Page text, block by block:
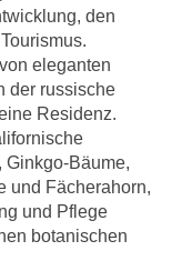
den
eleganten
der russische
Residenz.
Ginkgo-Bäume,
und Fächerahorn,
und Pflege
botanischen